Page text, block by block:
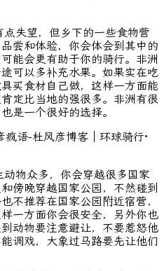
失望，但乡下的一些食物营
尝和体验，你会体会到其中的
能会更有助于你的骑行。非洲
可以多补充水果。如果实在吃
买食材自己做，这样一方面能
定比当地的强很多。非洲有很
是一个很好的选择。
物众多，你会穿越很多国家
傍晚穿越国家公园，不然碰到
不推荐在国家公园附近宿营，
一方面你会很安全，另外你也
动物要注意避让，不要惹怒他
调戏，大象过马路要先让他们